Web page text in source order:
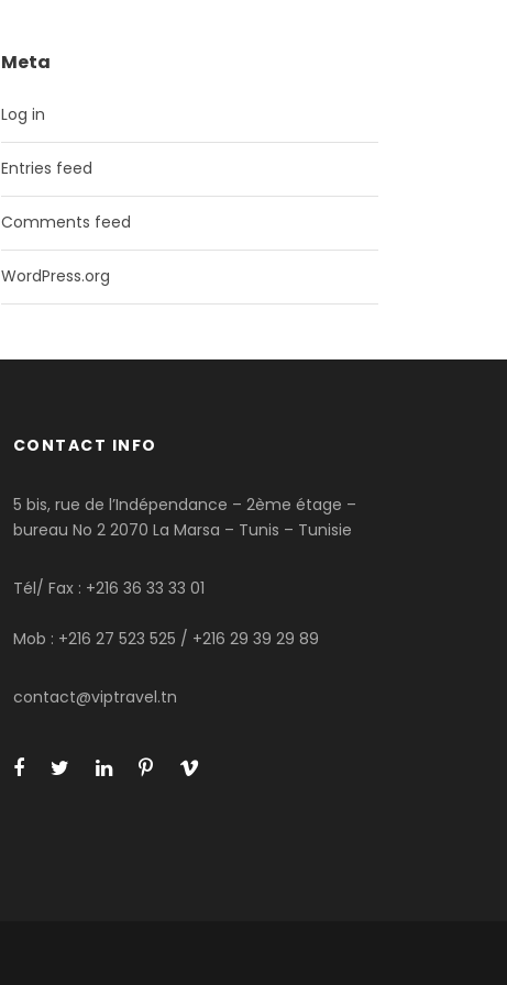
Meta
Log in
Entries feed
Comments feed
WordPress.org
CONTACT INFO
5 bis, rue de l’Indépendance – 2ème étage –
bureau No 2 2070 La Marsa – Tunis – Tunisie
Tél/ Fax : +216 36 33 33 01
Mob : +216 27 523 525 / +216 29 39 29 89
contact@viptravel.tn